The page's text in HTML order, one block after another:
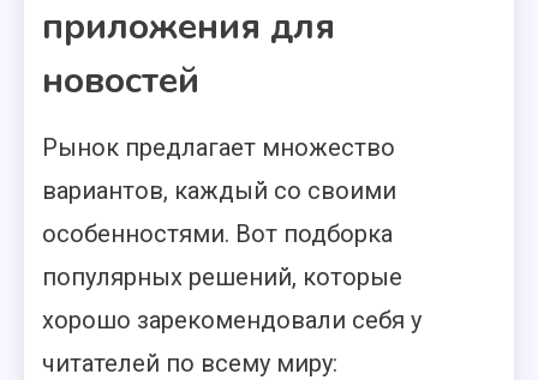
приложения для
новостей
Рынок предлагает множество
вариантов, каждый со своими
особенностями. Вот подборка
популярных решений, которые
хорошо зарекомендовали себя у
читателей по всему миру: